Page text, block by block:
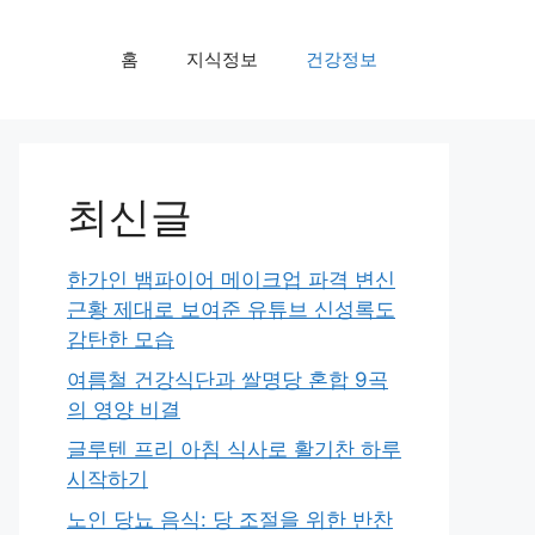
홈 지식정보 건강정보
최신글
한가인 뱀파이어 메이크업 파격 변신
근황 제대로 보여준 유튜브 신성록도
감탄한 모습
여름철 건강식단과 쌀명당 혼합 9곡
의 영양 비결
글루텐 프리 아침 식사로 활기찬 하루
시작하기
노인 당뇨 음식: 당 조절을 위한 반찬